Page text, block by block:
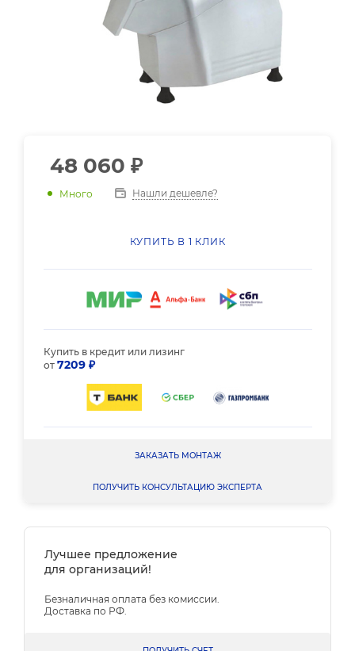
48 060 ₽
Много Нашли дешевле?
КУПИТЬ В 1 КЛИК
Купить в кредит или лизинг
от 7209 ₽
ЗАКАЗАТЬ МОНТАЖ
ПОЛУЧИТЬ КОНСУЛЬТАЦИЮ ЭКСПЕРТА
Лучшее предложение
для организаций!
Безналичная оплата без комиссии.
Доставка по РФ.